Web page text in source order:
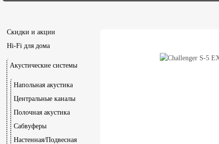
Скидки и акции
Hi-Fi для дома
Акустические системы
Напольная акустика
Центральные каналы
Полочная акустика
Сабвуферы
Настенная/Подвесная